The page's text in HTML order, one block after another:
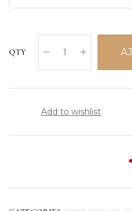
QTY
Add to wishlist